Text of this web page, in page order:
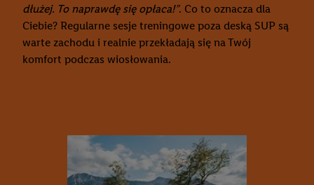
dłużej. To naprawdę się opłaca!”. Co to oznacza dla
Ciebie? Regularne sesje treningowe poza deską SUP są
warte zachodu i realnie przekładają się na Twój
komfort podczas wiosłowania.